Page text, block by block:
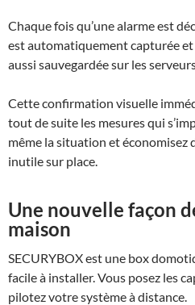
Chaque fois qu’une alarme est
est automatiquement capturée
aussi sauvegardée sur les
Cette confirmation visuelle
tout de suite les mesures qui
même la situation et économisez
inutile sur place.
Une nouvelle façon
maison
SECURYBOXest une box
facile à installer. Vous posez les
pilotez votre système à distance.